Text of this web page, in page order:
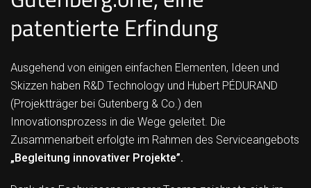
patentierte Erfindung
Ausgehend von einigen einfachen Elementen, Ideen und
Skizzen haben R&D Technology und Hubert PÉDURAND
(Projektträger bei Gutenberg & Co.) den
Innovationsprozess in die Wege geleitet. Die
Zusammenarbeit erfolgte im Rahmen des Serviceangebots
„Begleitung innovativer Projekte”.